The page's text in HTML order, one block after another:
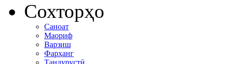
Сохторҳо
Саноат
Маориф
Варзиш
Фарҳанг
Тандурустӣ